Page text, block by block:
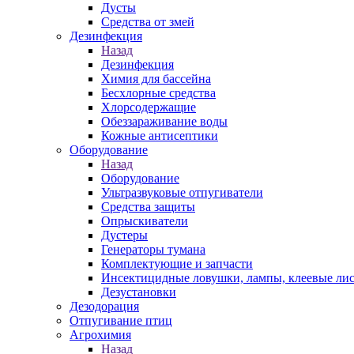
Дусты
Средства от змей
Дезинфекция
Назад
Дезинфекция
Химия для бассейна
Бесхлорные средства
Хлорсодержащие
Обеззараживание воды
Кожные антисептики
Оборудование
Назад
Оборудование
Ультразвуковые отпугиватели
Средства защиты
Опрыскиватели
Дустеры
Генераторы тумана
Комплектующие и запчасти
Инсектицидные ловушки, лампы, клеевые
Дезустановки
Дезодорация
Отпугивание птиц
Агрохимия
Назад